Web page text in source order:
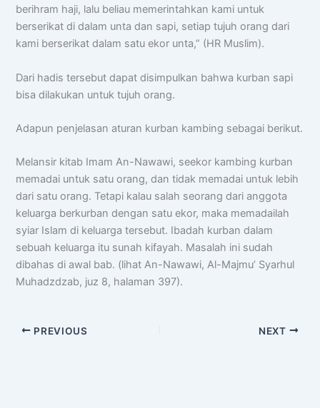
berihram haji, lalu beliau memerintahkan kami untuk
berserikat di dalam unta dan sapi, setiap tujuh orang dari
kami berserikat dalam satu ekor unta,” (HR Muslim).
Dari hadis tersebut dapat disimpulkan bahwa kurban sapi
bisa dilakukan untuk tujuh orang.
Adapun penjelasan aturan kurban kambing sebagai berikut.
Melansir kitab Imam An-Nawawi, seekor kambing kurban
memadai untuk satu orang, dan tidak memadai untuk lebih
dari satu orang. Tetapi kalau salah seorang dari anggota
keluarga berkurban dengan satu ekor, maka memadailah
syiar Islam di keluarga tersebut. Ibadah kurban dalam
sebuah keluarga itu sunah kifayah. Masalah ini sudah
dibahas di awal bab. (lihat An-Nawawi, Al-Majmu’ Syarhul
Muhadzdzab, juz 8, halaman 397).
PREVIOUS NEXT